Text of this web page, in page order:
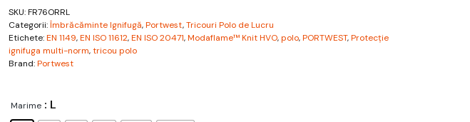
SKU:FR76ORRL
Categorii:Îmbrăcăminte Ignifugă,Portwest,Tricouri Polo de Lucru
Etichete:EN 1149,EN ISO 11612,EN ISO 20471,Modaflame™ Knit HVO,polo,PORTWEST,Protecție
ignifuga multi-norm,tricou polo
Brand:Portwest
Marime : L